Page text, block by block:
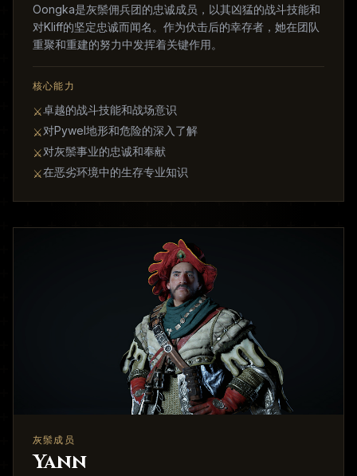
Oongka是灰鬃佣兵团的忠诚成员，以其凶猛的战斗技能和
对Kliff的坚定忠诚而闻名。作为伏击后的幸存者，她在团队
重聚和重建的努力中发挥着关键作用。
核心能力
⚔卓越的战斗技能和战场意识
⚔对Pywel地形和危险的深入了解
⚔对灰鬃事业的忠诚和奉献
⚔在恶劣环境中的生存专业知识
灰鬃成员
Yann